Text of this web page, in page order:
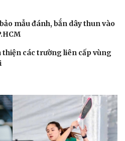
Giải trí
mẫu đánh, bắn dây thun vào
thiện các trường liên cấp vùng